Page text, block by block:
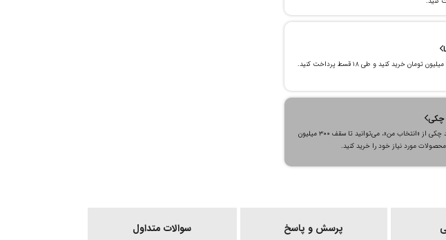
چکی
با خرید چکی از «انتخاب من»، می‌توانید تا سقف ۳۰۰ میلیون
مورد نیاز خود را خرید کنید.
پرسش و پاسخ سوالات متداول